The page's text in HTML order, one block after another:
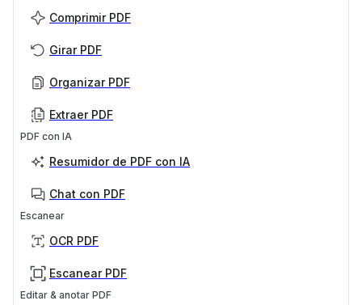
Comprimir PDF
Girar PDF
Organizar PDF
Extraer PDF
PDF con IA
Resumidor de PDF con IA
Chat con PDF
Escanear
OCR PDF
Escanear PDF
Editar & anotar PDF